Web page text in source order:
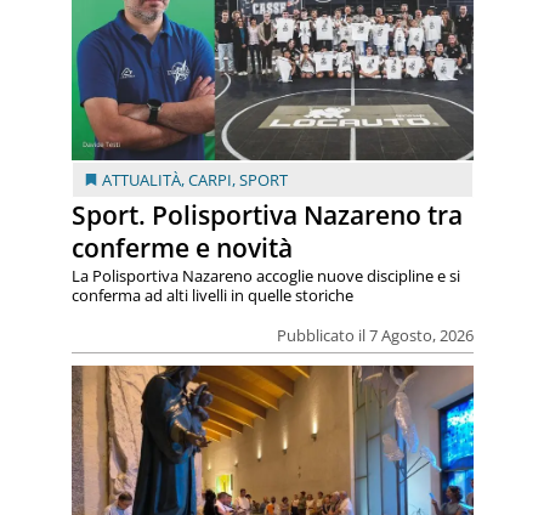
ATTUALITÀ,CARPI,SPORT
Sport. Polisportiva Nazareno tra
conferme e novità
Pubblicato il 7 Agosto, 2026
La Polisportiva Nazareno accoglie nuove discipline e si
conferma ad alti livelli in quelle storiche